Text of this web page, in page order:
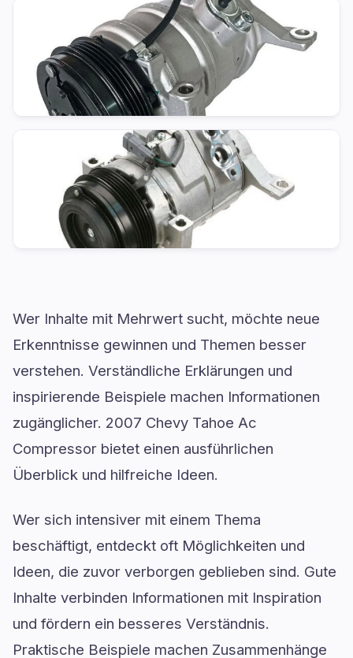
Wer Inhalte mit Mehrwert sucht, möchte neue
Erkenntnisse gewinnen und Themen besser
verstehen. Verständliche Erklärungen und
inspirierende Beispiele machen Informationen
zugänglicher. 2007 Chevy Tahoe Ac
Compressor bietet einen ausführlichen
Überblick und hilfreiche Ideen.
Wer sich intensiver mit einem Thema
beschäftigt, entdeckt oft Möglichkeiten und
Ideen, die zuvor verborgen geblieben sind. Gute
Inhalte verbinden Informationen mit Inspiration
und fördern ein besseres Verständnis.
Praktische Beispiele machen Zusammenhänge